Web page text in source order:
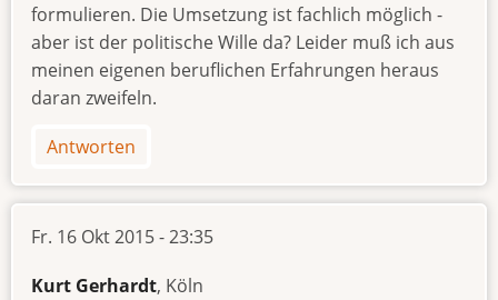
formulieren. Die Umsetzung ist fachlich möglich -
aber ist der politische Wille da? Leider muß ich aus
meinen eigenen beruflichen Erfahrungen heraus
daran zweifeln.
Antworten
Fr. 16 Okt 2015 - 23:35
Kurt Gerhardt, Köln